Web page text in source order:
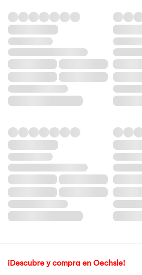
¡Descubre y compra en Oechsle!